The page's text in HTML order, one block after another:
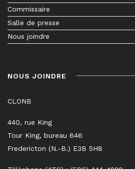
Commissaire
Salle de presse
Nous joindre
NOUS JOINDRE
CLONB
440, rue King
Tour King, bureau 646
Fredericton (N.-B.) E3B 5H8